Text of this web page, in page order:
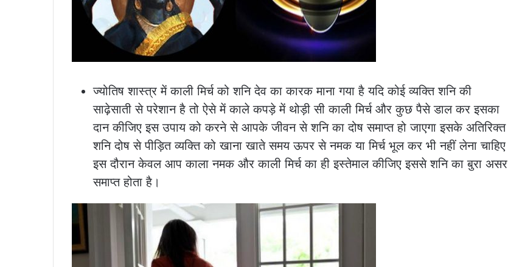
ज्योतिष शास्त्र में काली मिर्च को शनि देव का कारक माना गया है यदि कोई व्यक्ति शनि की
साढ़ेसाती से परेशान है तो ऐसे में काले कपड़े में थोड़ी सी काली मिर्च और कुछ पैसे डाल कर इसका
दान कीजिए इस उपाय को करने से आपके जीवन से शनि का दोष समाप्त हो जाएगा इसके अतिरिक्त
शनि दोष से पीड़ित व्यक्ति को खाना खाते समय ऊपर से नमक या मिर्च भूल कर भी नहीं लेना चाहिए
इस दौरान केवल आप काला नमक और काली मिर्च का ही इस्तेमाल कीजिए इससे शनि का बुरा असर
समाप्त होता है।